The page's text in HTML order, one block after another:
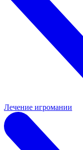
Лечение игромании